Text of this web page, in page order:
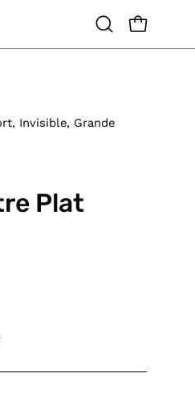
Ouvrir
la
OUVRIR
Invisible, Grande
Plat